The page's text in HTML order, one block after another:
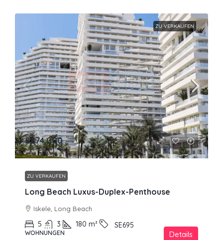
ZU VERKAUFEN
£874,000
ZU VERKAUFEN
Long Beach Luxus-Duplex-Penthouse
Iskele, Long Beach
5 3 180 m² SE695
WOHNUNGEN Details